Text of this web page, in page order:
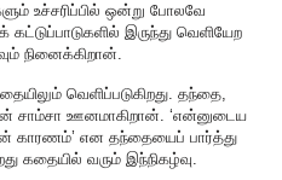
உச்சரிப்பில் ஒன்று போலவே
கட்டுப்பாடுகளில் இருந்து வெளியேற
நினைக்கிறான்.
வெளிப்படுகிறது. தந்தை,
சாம்சா ஊனமாகிறான்‌. ‘என்னுடைய
காரணம்’ என தந்தையைப் பார்த்து
கதையில் வரும் இந்நிகழ்வு.